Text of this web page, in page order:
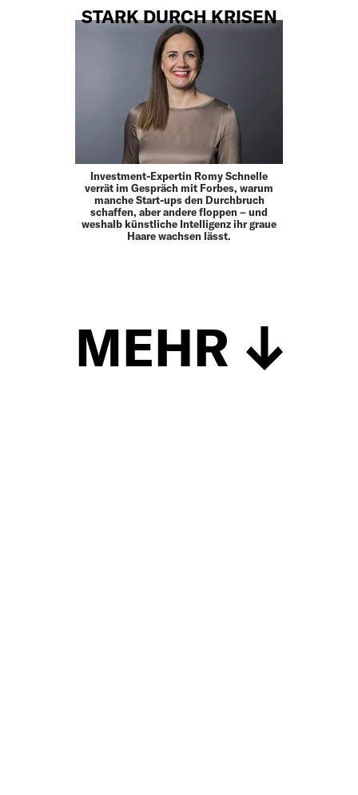
STARK DURCH KRISEN
Investment-Expertin Romy Schnelle
verrät im Gespräch mit Forbes, warum
manche Start-ups den Durchbruch
schaffen, aber andere floppen – und
weshalb künstliche Intelligenz ihr graue
Haare wachsen lässt.
MEHR